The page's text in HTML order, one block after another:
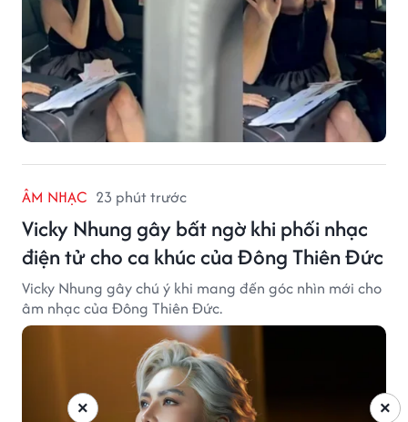
ÂM NHẠC 23 phút trước
Vicky Nhung gây bất ngờ khi phối nhạc
điện tử cho ca khúc của Đông Thiên Đức
Vicky Nhung gây chú ý khi mang đến góc nhìn mới cho
âm nhạc của Đông Thiên Đức.
×
×